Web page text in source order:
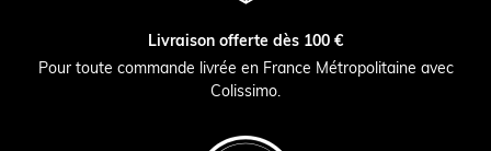
Livraison offerte dès 100 €
Pour toute commande livrée en France Métropolitaine avec
Colissimo.